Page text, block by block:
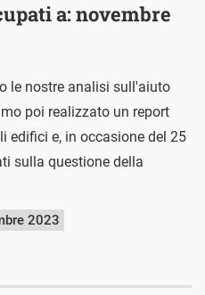
a: novembre
le nostre analisi sull'aiuto
poi realizzato un report
edifici e, in occasione del 25
sulla questione della
2023